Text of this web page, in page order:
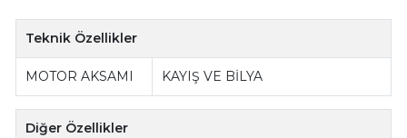
Teknik Özellikler
MOTOR AKSAMI KAYIŞ VE BİLYA
Diğer Özellikler